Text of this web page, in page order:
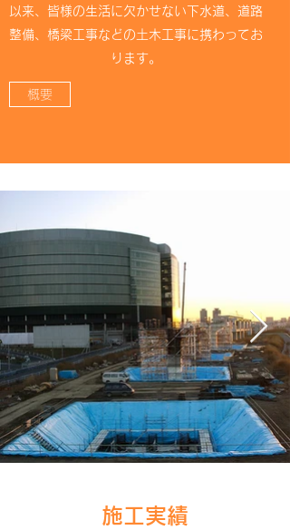
以来、皆様の生活に欠かせない下水道、道路
整備、橋梁工事などの土木工事に携わってお
ります。
概要
​施工実績